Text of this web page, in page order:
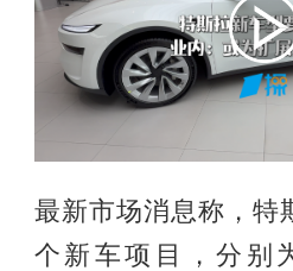
最新市场消息称，特
个新车项目，分别